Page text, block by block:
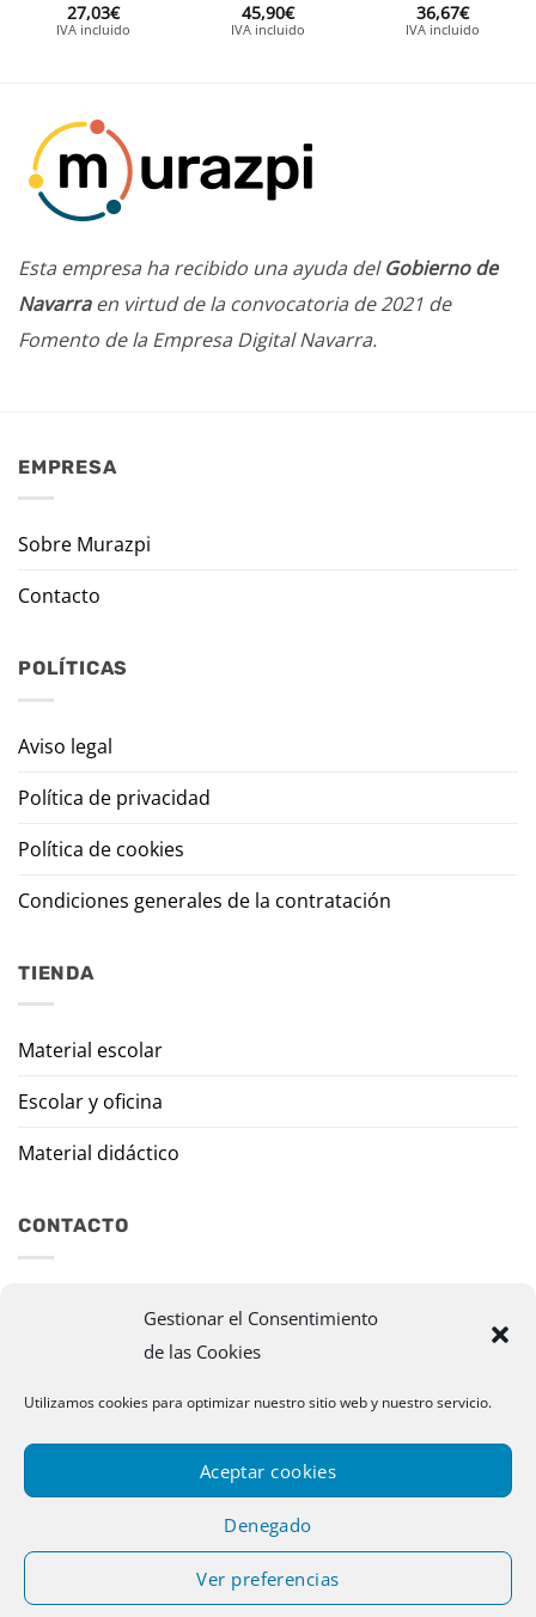
Gestionar el Consentimiento
de las Cookies
Utilizamos cookies para optimizar nuestro sitio web y nuestro servicio.
Aceptar cookies
Denegado
Ver preferencias
27,03€
IVA incluido
45,90€
IVA incluido
36,67€
IVA incluido
Esta empresa ha recibido una ayuda delGobierno de
Navarraen virtud de la convocatoria de 2021 de
Fomento de la Empresa Digital Navarra.
EMPRESA
Sobre Murazpi
Contacto
POLÍTICAS
Aviso legal
Política de privacidad
Política de cookies
Condiciones generales de la contratación
TIENDA
Material escolar
Escolar y oficina
Material didáctico
CONTACTO
murazpi@murazpi.com
948 234 436 – 623 195 518